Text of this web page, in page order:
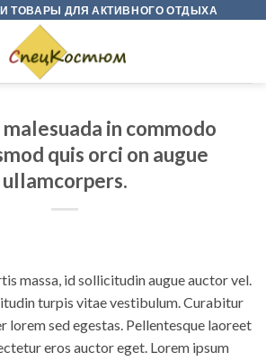
ТОВАРЫ ДЛЯ АКТИВНОГО ОТДЫХА
malesuada in commodo
quis orci on augue
ullamcorpers.
massa, id sollicitudin augue auctor vel.
turpis vitae vestibulum. Curabitur
lorem sed egestas. Pellentesque laoreet
eros auctor eget. Lorem ipsum